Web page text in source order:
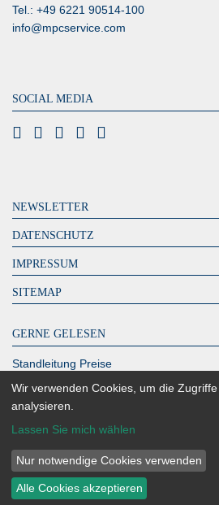
Tel.: +49 6221 90514-100
info@mpcservice.com
SOCIAL MEDIA
NEWSLETTER
DATENSCHUTZ
IMPRESSUM
SITEMAP
GERNE GELESEN
Standleitung Preise
DeutschlandLAN Connect IP
MPLS Kosten – zahlen Sie zu viel?
Glasfaser Berlin
Richtfunk Internet
Wir verwenden Cookies, um die
analysieren.
Lassen Sie mich wählen
Nur notwendige Cookies verwenden
Alle Cookies akzeptieren